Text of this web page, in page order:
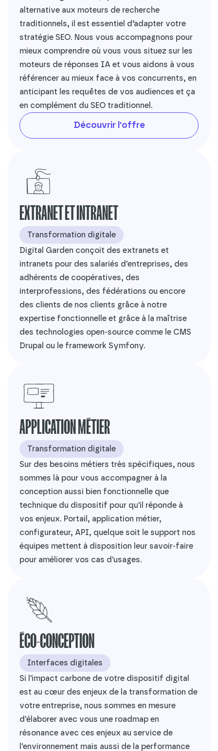
alternative aux moteurs de recherche
traditionnels, il est essentiel d’adapter votre
stratégie SEO. Nous vous accompagnons pour
mieux comprendre où vous vous situez sur les
moteurs de réponses IA et vous aidons à vous
référencer au mieux face à vos concurrents, en
anticipant les requêtes de vos audiences et ça
en complément du SEO traditionnel.
Découvrir l'offre
EXTRANET ET INTRANET
Transformation digitale
Digital Garden conçoit des extranets et
intranets pour des salariés d'entreprises, des
adhérents de coopératives, des
interprofessions, des fédérations ou encore
des clients de nos clients grâce à notre
expertise fonctionnelle et grâce à la maîtrise
des technologies open-source comme le CMS
Drupal ou le framework Symfony.
APPLICATION MÉTIER
Transformation digitale
Sur des besoins métiers très spécifiques, nous
sommes là pour vous accompagner à la
conception aussi bien fonctionnelle que
technique du dispositif pour qu'il réponde à
vos enjeux. Portail, application métier,
configurateur, API, quelque soit le support nos
équipes mettent à disposition leur savoir-faire
pour améliorer vos cas d'usages.
ÉCO-CONCEPTION
Interfaces digitales
Si l'impact carbone de votre dispositif digital
est au cœur des enjeux de la transformation de
votre entreprise, nous sommes en mesure
d'élaborer avec vous une roadmap en
résonance avec ces enjeux au service de
l'environnement mais aussi de la performance